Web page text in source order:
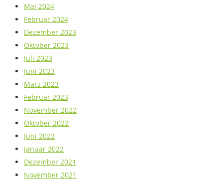
Mai 2024
Februar 2024
Dezember 2023
Oktober 2023
Juli 2023
Juni 2023
März 2023
Februar 2023
November 2022
Oktober 2022
Juni 2022
Januar 2022
Dezember 2021
November 2021